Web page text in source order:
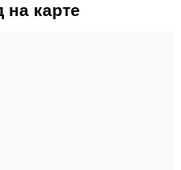
карте